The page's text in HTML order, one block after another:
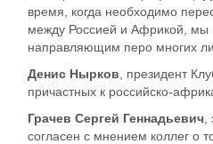
время, когда необходимо
между Россией и Африкой, мы
направляющим перо многих
Денис Нырков , президент
причастных к российско-
Грачев Сергей Геннадьевич
согласен с мнением коллег о